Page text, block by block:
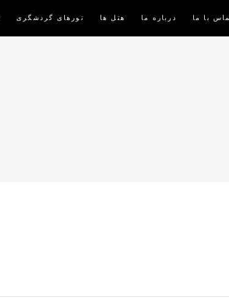
تورهای گردشگری هتل ها درباره ما با ما